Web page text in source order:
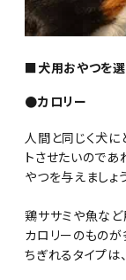
■犬用おやつを
●カロリー
人間と同じく犬に
トさせたいのであ
やつを与えましょう
鶏ササミや魚な
カロリーのものが
ちぎれるタイプは